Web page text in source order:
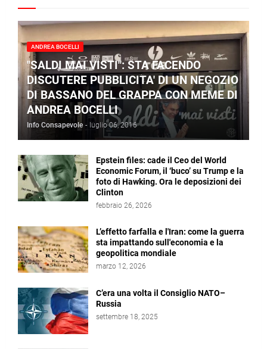
ANDREA BOCELLI
"SALDI MAI VISTI": STA FACENDO
DISCUTERE PUBBLICITA' DI UN NEGOZIO
DI BASSANO DEL GRAPPA CON MEME DI
ANDREA BOCELLI
Info Consapevole - luglio 06, 2016
Epstein files: cade il Ceo del World
Economic Forum, il ‘buco’ su Trump e la
foto di Hawking. Ora le deposizioni dei
Clinton
febbraio 26, 2026
L’effetto farfalla e l'Iran: come la guerra
sta impattando sull'economia e la
geopolitica mondiale
marzo 12, 2026
C’era una volta il Consiglio NATO–
Russia
settembre 18, 2025